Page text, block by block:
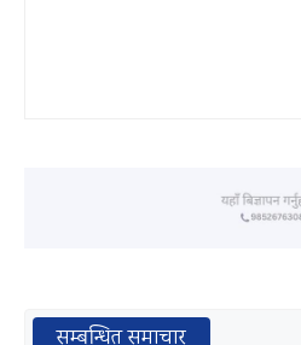
सम्बन्धित समाचार